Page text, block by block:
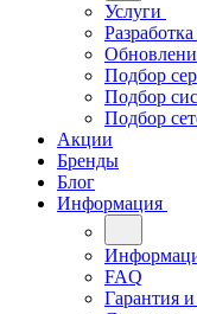
Услуги
Подбор
Подбор
Подбор
Акции
Бренды
Блог
Информация
FAQ
Гарантия и